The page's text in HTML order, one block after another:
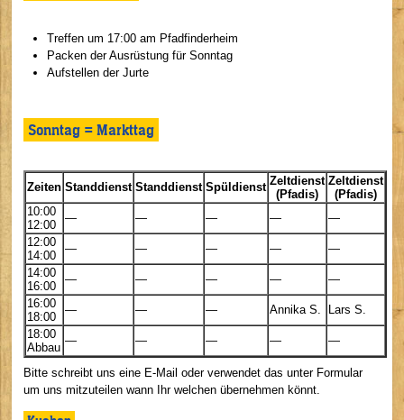
Treffen um 17:00 am Pfadfinderheim
Packen der Ausrüstung für Sonntag
Aufstellen der Jurte
Sonntag = Markttag
Zeiten Standdienst Standdienst Spüldienst Zeltdienst
(Pfadis)
Zeltdienst
(Pfadis)
10:00
12:00
— — — —
—
12:00
14:00
— — — —
—
14:00
16:00
— — — —
—
16:00
18:00
— — — Annika S.
Lars S.
18:00
Abbau
— — — — —
Bitte schreibt uns eine E-Mail oder verwendet das unter Formular
um uns mitzuteilen wann Ihr welchen übernehmen könnt.